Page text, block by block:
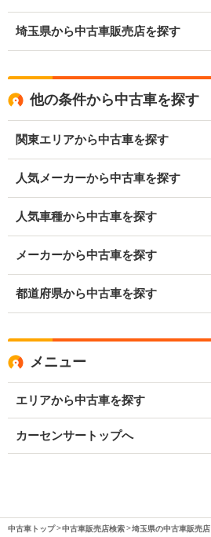
埼玉県から中古車販売店を探す
他の条件から中古車を探す
関東エリアから中古車を探す
人気メーカーから中古車を探す
人気車種から中古車を探す
メーカーから中古車を探す
都道府県から中古車を探す
メニュー
エリアから中古車を探す
カーセンサートップへ
中古車トップ 中古車販売店検索 埼玉県の中古車販売店